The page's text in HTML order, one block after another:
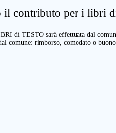
il contributo per i libri
di TESTO sarà effettuata dal
comune: rimborso, comodato o